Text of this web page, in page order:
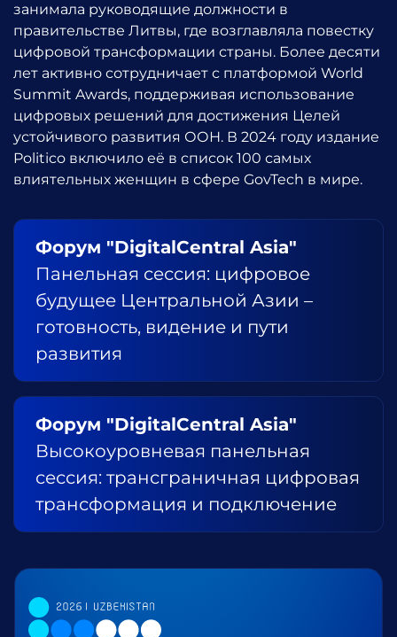
занимала руководящие должности в
правительстве Литвы, где возглавляла повестку
цифровой трансформации страны. Более десяти
лет активно сотрудничает с платформой World
Summit Awards, поддерживая использование
цифровых решений для достижения Целей
устойчивого развития ООН. В 2024 году издание
Politico включило её в список 100 самых
влиятельных женщин в сфере GovTech в мире.
Форум "DigitalCentral Asia"
Панельная сессия: цифровое
будущее Центральной Азии –
готовность, видение и пути
развития
Форум "DigitalCentral Asia"
Высокоуровневая панельная
сессия: трансграничная цифровая
трансформация и подключение